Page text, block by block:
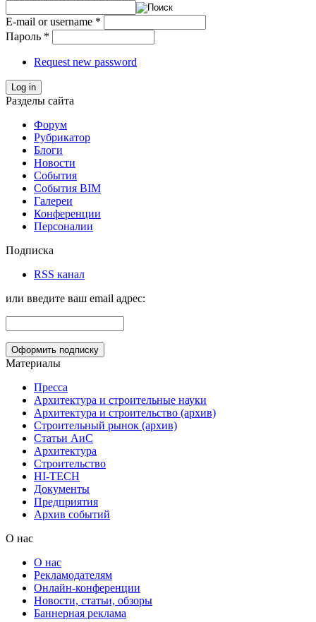
E-mail or username *
Пароль *
Request new password
Log in
Разделы сайта
Форум
Рубрикатор
Блоги
Новости
События
События BIM
Галереи
Конференции
Персоналии
Подписка
RSS канал
или введите ваш email адрес:
Материалы
Пресса
Архитектура и строительные науки
Архитектура и строительство (архив)
Строительный рынок (архив)
Статьи АиС
Архитектура
Строительство
HI-TECH
Документы
Предприятия
Архив событий
О нас
О нас
Рекламодателям
Онлайн-конференции
Новости, статьи, обзоры
Баннерная реклама